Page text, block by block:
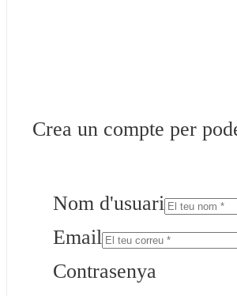
Crea un compte per
Nom d'usuari
Email
Contrasenya